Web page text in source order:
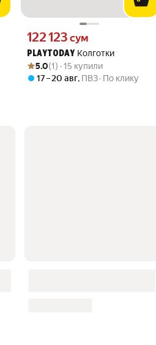
PLAYTODAY Колготки
Цена 122123 сум вместо
122 123 сум
Рейтинг товара: 5.0 из 5
Оценок: (1) · 15 купили
5.0(1) · 15 купили
17 – 20 авг, ПВЗ По клику